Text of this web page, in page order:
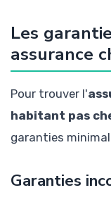
Les
assurance
Pour trouver l'
habitant pas
garanties
Garanties